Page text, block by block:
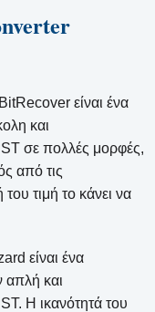
είναι ένα
και
σε πολλές μορφές,
από τις
τιμή το κάνει να
είναι ένα
απλή και
Η ικανότητά του